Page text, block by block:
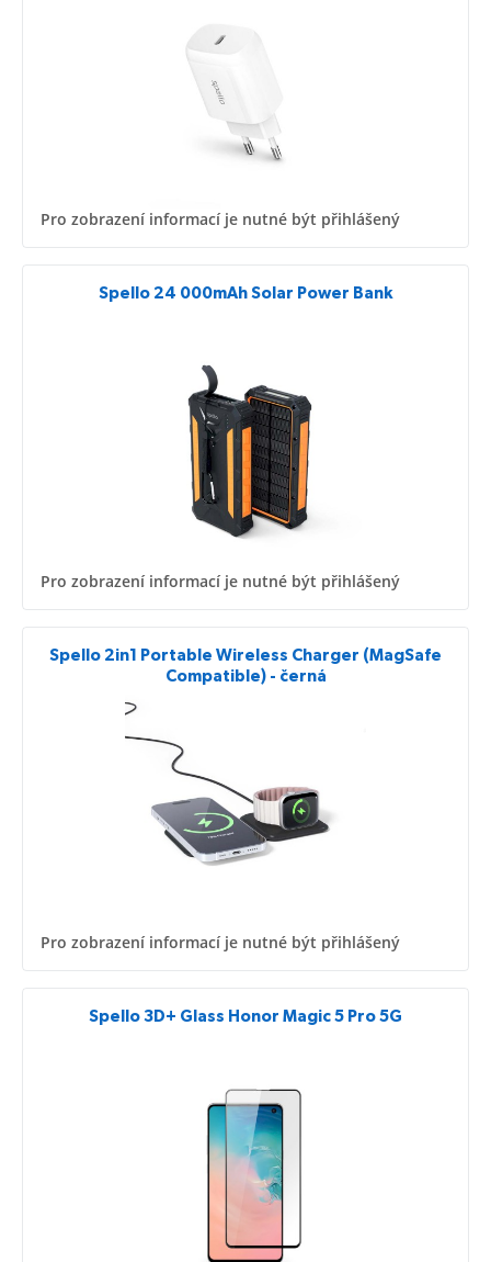
Pro zobrazení informací je nutné být přihlášený
Spello 24 000mAh Solar Power Bank
Pro zobrazení informací je nutné být přihlášený
Spello 2in1 Portable Wireless Charger (MagSafe
Compatible) - černá
Pro zobrazení informací je nutné být přihlášený
Spello 3D+ Glass Honor Magic 5 Pro 5G